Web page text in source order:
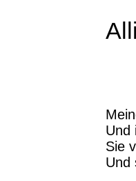
Und
Sie
Und